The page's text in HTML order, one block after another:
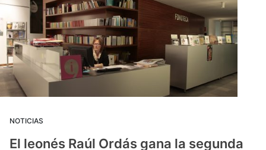
NOTICIAS
El leonés Raúl Ordás gana la segunda